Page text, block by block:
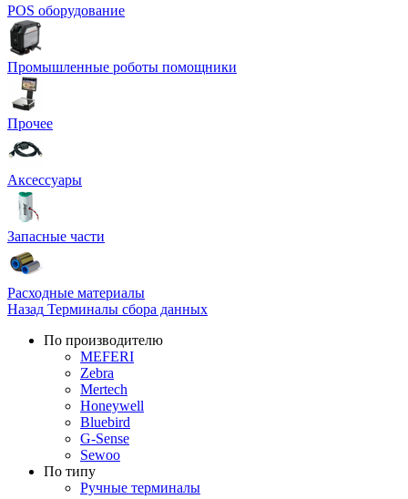
POS оборудование
Промышленные роботы помощники
Прочее
Аксессуары
Запасные части
Расходные материалы
Назад Терминалы сбора данных
По производителю
MEFERI
Zebra
Mertech
Honeywell
Bluebird
G-Sense
Sewoo
По типу
Ручные терминалы